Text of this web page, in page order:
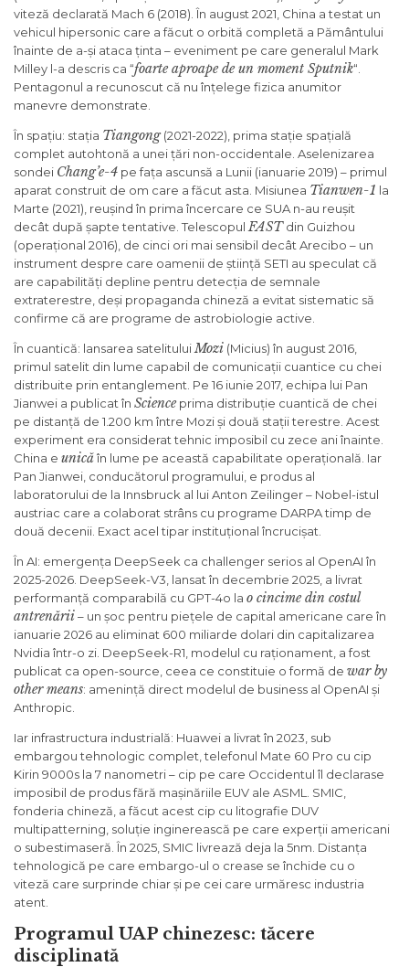
viteză declarată Mach 6 (2018). În august 2021, China a testat un
vehicul hipersonic care a făcut o orbită completă a Pământului
înainte de a-și ataca ținta – eveniment pe care generalul Mark
Milley l-a descris ca “foarte aproape de un moment Sputnik“.
Pentagonul a recunoscut că nu înțelege fizica anumitor
manevre demonstrate.
În spațiu: stația Tiangong(2021-2022), prima stație spațială
complet autohtonă a unei țări non-occidentale. Aselenizarea
sondei Chang’e-4 pe fața ascunsă a Lunii (ianuarie 2019) – primul
aparat construit de om care a făcut asta. Misiunea Tianwen-1 la
Marte (2021), reușind în prima încercare ce SUA n-au reușit
decât după șapte tentative. Telescopul FASTdin Guizhou
(operațional 2016), de cinci ori mai sensibil decât Arecibo – un
instrument despre care oamenii de știință SETI au speculat că
are capabilități depline pentru detecția de semnale
extraterestre, deși propaganda chineză a evitat sistematic să
confirme că are programe de astrobiologie active.
În cuantică: lansarea satelituluiMozi (Micius) în august 2016,
primul satelit din lume capabil de comunicații cuantice cu chei
distribuite prin entanglement. Pe 16 iunie 2017, echipa lui Pan
Jianwei a publicat în Scienceprima distribuție cuantică de chei
pe distanță de 1.200 km între Mozi și două stații terestre. Acest
experiment era considerat tehnic imposibil cu zece ani înainte.
China e unicăîn lume pe această capabilitate operațională. Iar
Pan Jianwei, conducătorul programului, e produs al
laboratorului de la Innsbruck al lui Anton Zeilinger – Nobel-istul
austriac care a colaborat strâns cu programe DARPA timp de
două decenii. Exact acel tipar instituțional încrucișat.
În AI: emergența DeepSeek ca challenger serios al OpenAI în
2025-2026. DeepSeek-V3, lansat în decembrie 2025, a livrat
performanță comparabilă cu GPT-4o la o cincime din costul
antrenării– un șoc pentru piețele de capital americane care în
ianuarie 2026 au eliminat 600 miliarde dolari din capitalizarea
Nvidia într-o zi. DeepSeek-R1, modelul cu raționament, a fost
publicat ca open-source, ceea ce constituie o formă de war by
other means: amenință direct modelul de business al OpenAI și
Anthropic.
Iar infrastructura industrială: Huawei a livrat în 2023, sub
embargou tehnologic complet, telefonul Mate 60 Pro cu cip
Kirin 9000s la 7 nanometri – cip pe care Occidentul îl declarase
imposibil de produs fără mașinăriile EUV ale ASML. SMIC,
fonderia chineză, a făcut acest cip cu litografie DUV
multipatterning, soluție inginerească pe care experții americani
o subestimaseră. În 2025, SMIC livrează deja la 5nm. Distanța
tehnologică pe care embargo-ul o crease se închide cu o
viteză care surprinde chiar și pe cei care urmăresc industria
atent.
Programul UAP chinezesc: tăcere
disciplinată